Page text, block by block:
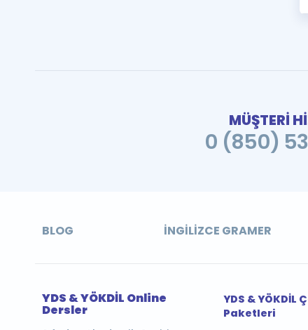
MÜŞTERİ
0 (850)
BLOG İNGILIZCE GRAMER
YDS & YÖKDİL Online
Dersler
YDS & YÖKDİL
Paketleri